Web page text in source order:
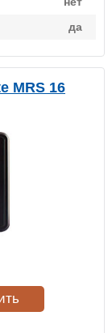
да
MRS 16